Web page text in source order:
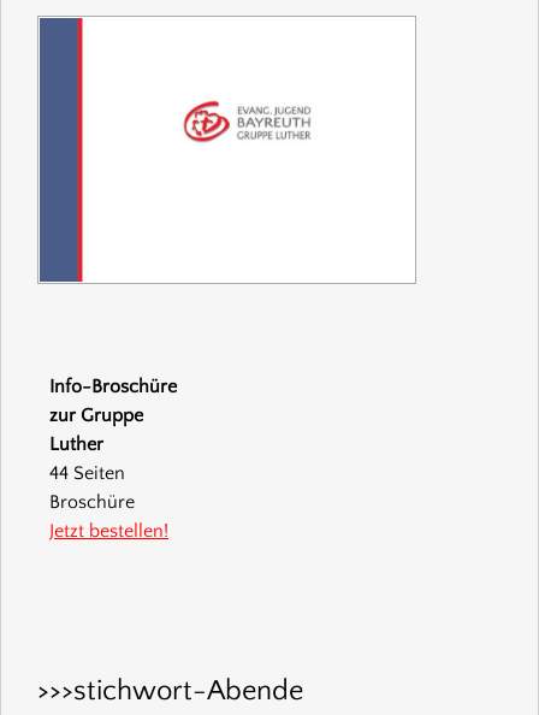
Info-Broschüre
zur Gruppe
Luther
44 Seiten
Broschüre
Jetzt bestellen!
>>>stichwort-Abende